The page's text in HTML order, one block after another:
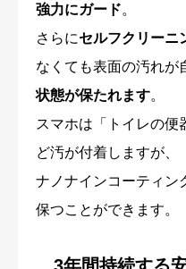
強力にガード。
さらにセルフクリーニ
なくても表面の汚れが
状態が保たれます。
スマホは「トイレの便
ど汚が付着しますが、
ナノナインコーティン
保つことができます。